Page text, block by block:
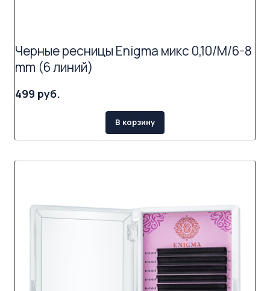
Черные ресницы Enigma микс 0,10/M/6-8
mm (6 линий)
499 руб.
В корзину